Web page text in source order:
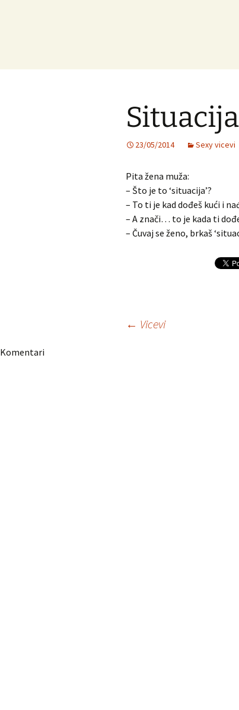
Situacija
23/05/2014 Sexy vicevi
Pita žena muža:
– Što je to ‘situacija’?
– To ti je kad dođeš kući i
– A znači… to je kada ti
– Čuvaj se ženo, brkaš
Navigacija
← Vicevi
Komentari